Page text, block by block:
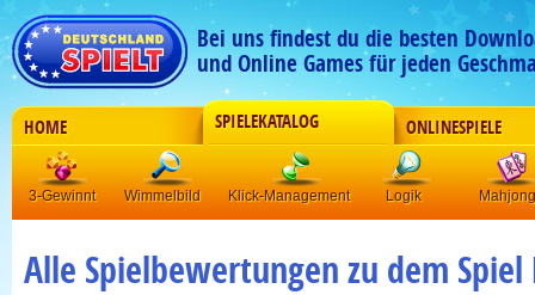
Bei uns findest du die besten
und Online Games für jeden
HOME SPIELEKATALOG ONLINESPIELE
3-Gewinnt Wimmelbild Klick-Management Logik Mahjong
Alle Spielbewertungen zu dem Spiel